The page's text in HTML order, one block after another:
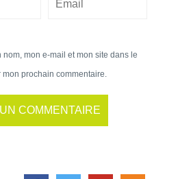
nom, mon e-mail et mon site dans le
prochain commentaire.